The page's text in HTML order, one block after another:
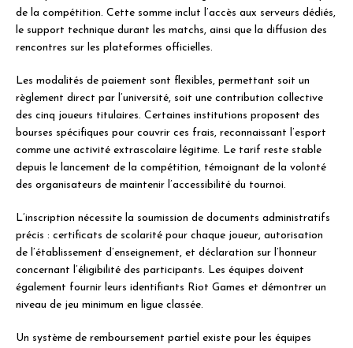
de la compétition. Cette somme inclut l’accès aux serveurs dédiés,
le support technique durant les matchs, ainsi que la diffusion des
rencontres sur les plateformes officielles.
Les modalités de paiement sont flexibles, permettant soit un
règlement direct par l’université, soit une contribution collective
des cinq joueurs titulaires. Certaines institutions proposent des
bourses spécifiques pour couvrir ces frais, reconnaissant l’esport
comme une activité extrascolaire légitime. Le tarif reste stable
depuis le lancement de la compétition, témoignant de la volonté
des organisateurs de maintenir l’accessibilité du tournoi.
L’inscription nécessite la soumission de documents administratifs
précis : certificats de scolarité pour chaque joueur, autorisation
de l’établissement d’enseignement, et déclaration sur l’honneur
concernant l’éligibilité des participants. Les équipes doivent
également fournir leurs identifiants Riot Games et démontrer un
niveau de jeu minimum en ligue classée.
Un système de remboursement partiel existe pour les équipes